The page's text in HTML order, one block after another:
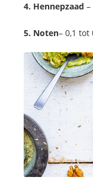
4. Hennepzaad
5. Noten– 0,1 tot